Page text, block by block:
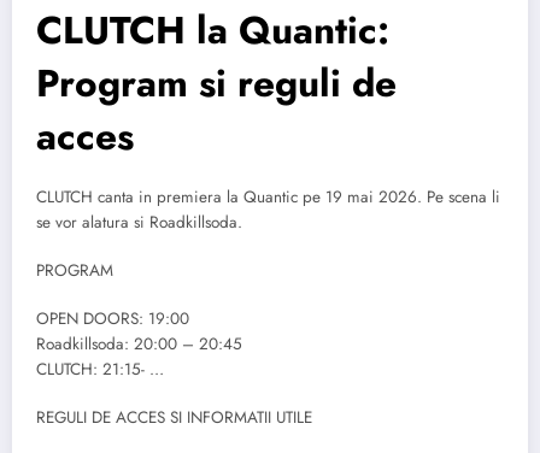
CLUTCH la Quantic:
Program si reguli de
acces
CLUTCH canta in premiera la Quantic pe 19 mai 2026. Pe scena li
se vor alatura si Roadkillsoda.
PROGRAM
OPEN DOORS: 19:00
Roadkillsoda: 20:00 – 20:45
CLUTCH: 21:15- …
REGULI DE ACCES SI INFORMATII UTILE